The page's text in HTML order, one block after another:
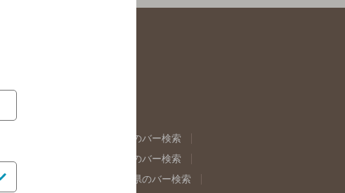
福島県のバー検索
東京都のバー検索
岐阜県のバー検索